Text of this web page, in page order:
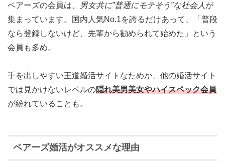
ペアーズの会員は、 男女共に”普通にモテそう”な社会人 が
集まっています。国内人気No.1を誇るだけあって、「普段
なら登録しないけど、先輩から勧められて始めた」という
会員も多め。
手を出しやすい王道婚活サイトなためか、他の婚活サイト
では見かけないレベルの隠れ美男美女やハイスペック会員
が紛れていることも。
ペアーズ婚活がオススメな理由